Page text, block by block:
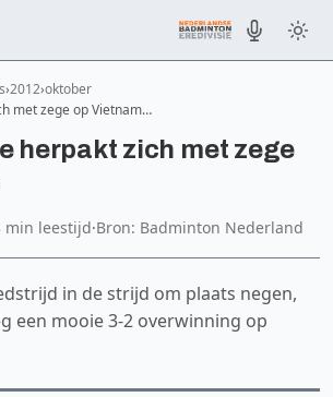
2012 oktober
met zege op Vietnam…
herpakt zich met zege
min leestijd·Bron: Badminton Nederland
in de strijd om plaats negen,
een mooie 3-2 overwinning op